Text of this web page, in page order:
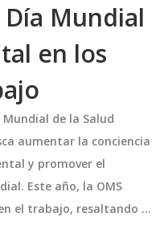
Mundial
en los
Mundial de la Salud
aumentar la conciencia
y promover el
Este año, la OMS
el trabajo, resaltando la